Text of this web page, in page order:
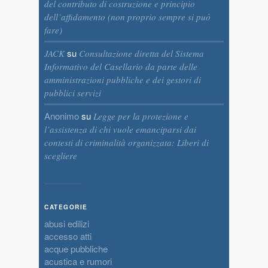
del contributo di costruzione e principio
dell’affidamento (non proprio sempre si può
fare)
JACKsu Consultazione diretta del Sistema
Informativo del Casellario da parte delle
amministrazioni pubbliche e dei gestori di
pubblici servizi
Anonimosu Legge per la protezione e
l’assistenza di chi vuole emanciparsi dai
contesti di criminalità organizzata: Liberi di
scegliere
CATEGORIE
abusi edilizi
accesso atti
acque pubbliche
acustica e rumori